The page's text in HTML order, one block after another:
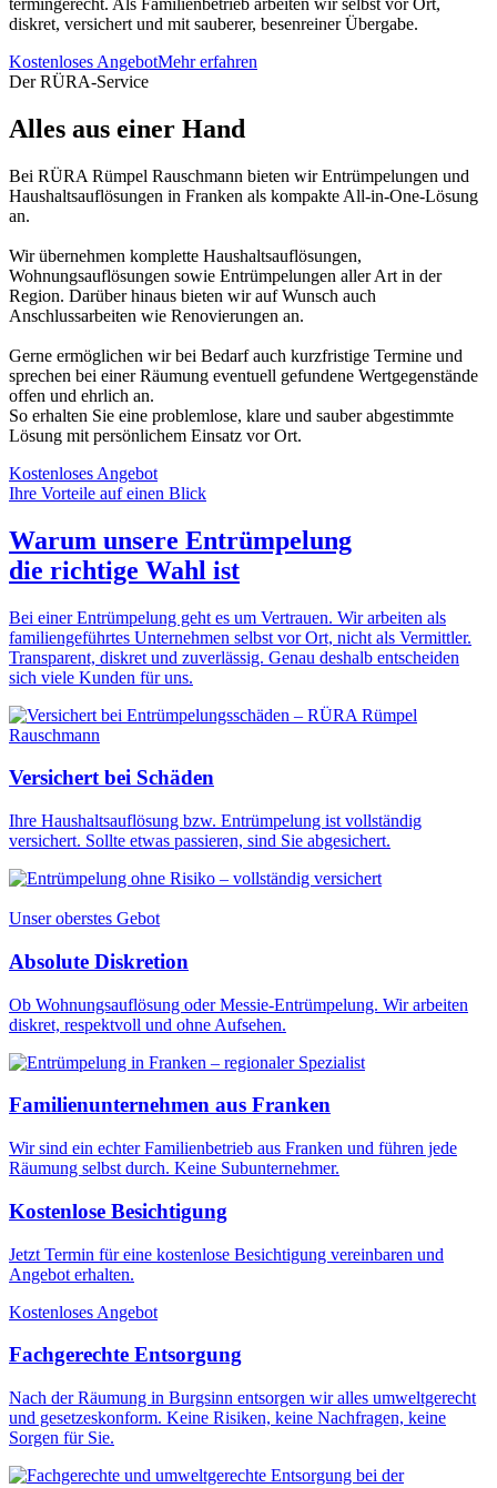
termingerecht. Als Familienbetrieb arbeiten wir selbst vor Ort,
diskret, versichert und mit sauberer, besenreiner Übergabe.
Kostenloses AngebotMehr erfahren
Der RÜRA-Service
Alles aus einer Hand
Bei RÜRA Rümpel Rauschmann bieten wir Entrümpelungen und
Haushaltsauflösungen in Franken als kompakte All-in-One-Lösung
an.
Wir übernehmen komplette Haushaltsauflösungen,
Wohnungsauflösungen sowie Entrümpelungen aller Art in der
Region. Darüber hinaus bieten wir auf Wunsch auch
Anschlussarbeiten wie Renovierungen an.
Gerne ermöglichen wir bei Bedarf auch kurzfristige Termine und
sprechen bei einer Räumung eventuell gefundene Wertgegenstände
offen und ehrlich an.
So erhalten Sie eine problemlose, klare und sauber abgestimmte
Lösung mit persönlichem Einsatz vor Ort.
Kostenloses Angebot
Ihre Vorteile auf einen Blick
Warum unsere Entrümpelung
die richtige Wahl ist
Bei einer Entrümpelung geht es um Vertrauen. Wir arbeiten als
familiengeführtes Unternehmen selbst vor Ort, nicht als Vermittler.
Transparent, diskret und zuverlässig. Genau deshalb entscheiden
sich viele Kunden für uns.
Versichert bei Schäden
Ihre Haushaltsauflösung bzw. Entrümpelung ist vollständig
versichert. Sollte etwas passieren, sind Sie abgesichert.
Unser oberstes Gebot
Absolute Diskretion
Ob Wohnungsauflösung oder Messie-Entrümpelung. Wir arbeiten
diskret, respektvoll und ohne Aufsehen.
Familienunternehmen aus Franken
Wir sind ein echter Familienbetrieb aus Franken und führen jede
Räumung selbst durch. Keine Subunternehmer.
Kostenlose Besichtigung
Jetzt Termin für eine kostenlose Besichtigung vereinbaren und
Angebot erhalten.
Kostenloses Angebot
Fachgerechte Entsorgung
Nach der Räumung in Burgsinn entsorgen wir alles umweltgerecht
und gesetzeskonform. Keine Risiken, keine Nachfragen, keine
Sorgen für Sie.